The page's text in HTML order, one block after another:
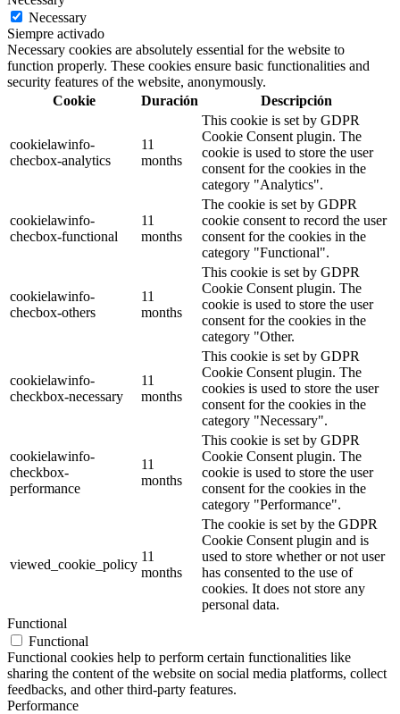
Necessary
Siempre activado
Necessary cookies are absolutely essential for the website to
function properly. These cookies ensure basic functionalities and
security features of the website, anonymously.
Cookie
Duración Descripción
cookielawinfo-
checbox-analytics
11
months
This cookie is set by GDPR
Cookie Consent plugin. The
cookie is used to store the user
consent for the cookies in the
category "Analytics".
cookielawinfo-
checbox-functional
11
months
The cookie is set by GDPR
cookie consent to record the user
consent for the cookies in the
category "Functional".
cookielawinfo-
checbox-others
11
months
This cookie is set by GDPR
Cookie Consent plugin. The
cookie is used to store the user
consent for the cookies in the
category "Other.
cookielawinfo-
checkbox-necessary
11
months
This cookie is set by GDPR
Cookie Consent plugin. The
cookies is used to store the user
consent for the cookies in the
category "Necessary".
cookielawinfo-
checkbox-
performance
11
months
This cookie is set by GDPR
Cookie Consent plugin. The
cookie is used to store the user
consent for the cookies in the
category "Performance".
viewed_cookie_policy
11
months
The cookie is set by the GDPR
Cookie Consent plugin and is
used to store whether or not user
has consented to the use of
cookies. It does not store any
personal data.
Functional
Functional
Functional cookies help to perform certain functionalities like
sharing the content of the website on social media platforms, collect
feedbacks, and other third-party features.
Performance